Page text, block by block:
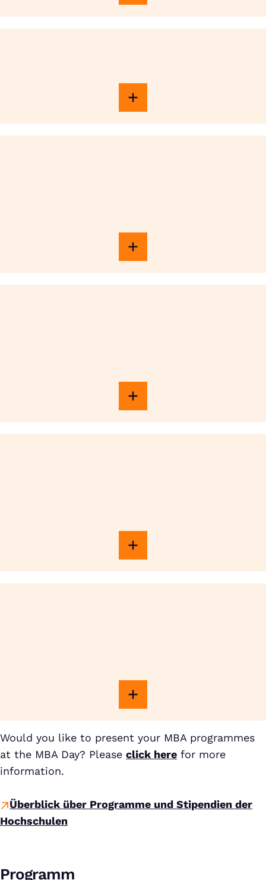
Would you like to present your MBA programmes
at the MBA Day? Please click here for more
information.
Überblick über Programme und Stipendien der
Hochschulen
Programm